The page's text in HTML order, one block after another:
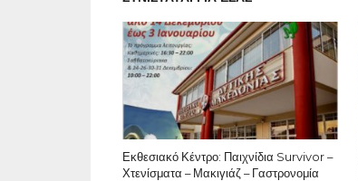
Εκθεσιακό Κέντρο: Παιχνίδια Survivor –
Χτενίσματα – Μακιγιάζ – Γαστρονομία